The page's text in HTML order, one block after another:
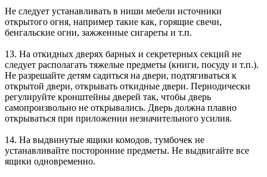
Не следует устанавливать в ниши мебели источники
открытого огня, например такие как, горящие свечи,
бенгальские огни, зажженные сигареты и т.п.
13. На откидных дверях барных и секретерных секций не
следует располагать тяжелые предметы (книги, посуду и т.п.).
Не разрешайте детям садиться на двери, подтягиваться к
открытой двери, открывать откидные двери. Периодически
регулируйте кронштейны дверей так, чтобы дверь
самопроизвольно не открывались. Дверь должна плавно
открываться при приложении незначительного усилия.
14. На выдвинутые ящики комодов, тумбочек не
устанавливайте посторонние предметы. Не выдвигайте все
ящики одновременно.